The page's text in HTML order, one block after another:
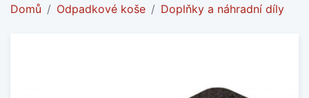
Domů Odpadkové koše Doplňky a náhradní díly